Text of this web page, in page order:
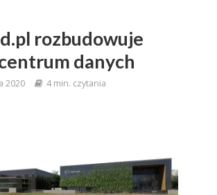
rozbudowuje
danych
2020 4 min. czytania